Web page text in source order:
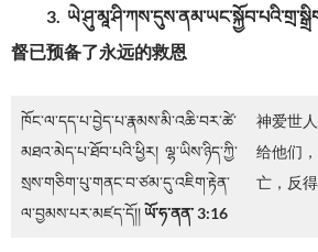
3.
督已预备了永远的救恩
ཁོང་ལ་དད་པ་བྱེད་པ་རྣམས་མི་འཆི་བར་ཚེ་
མཐའ་མེད་པ་ཐོབ་པའི་ཕྱིར། ལྷ་ཡིས་ཉིད་ཀྱི་
སྲས་གཅིག་པུ་གནང་བ་ཙམ་དུ་འཇིག་རྟེན་
ལ་བྱམས་པར་མཛད་དོ།།ཡོ་ཧ་ནན་3:16
神爱世
给他们
亡，反得